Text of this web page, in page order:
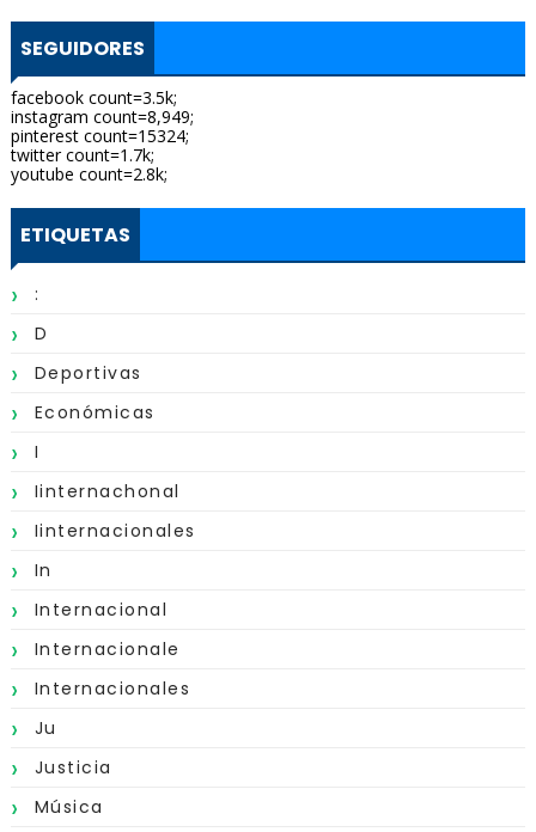
SEGUIDORES
facebook count=3.5k;
instagram count=8,949;
pinterest count=15324;
twitter count=1.7k;
youtube count=2.8k;
ETIQUETAS
:
D
Deportivas
Económicas
I
Iinternachonal
Iinternacionales
In
Internacional
Internacionale
Internacionales
Ju
Justicia
Música